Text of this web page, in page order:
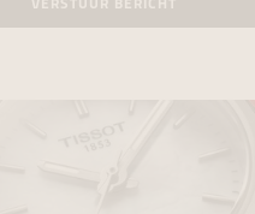
VERSTUUR BERICHT